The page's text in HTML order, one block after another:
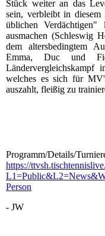
Stück weiter an das
sein, verbleibt in
üblichen
ausmachen (Schleswig
dem altersbedingtem
Emma, Duc und
welches es sich für
auszahlt, fleißig zu
Programm/Details/
https://
Person
- JW